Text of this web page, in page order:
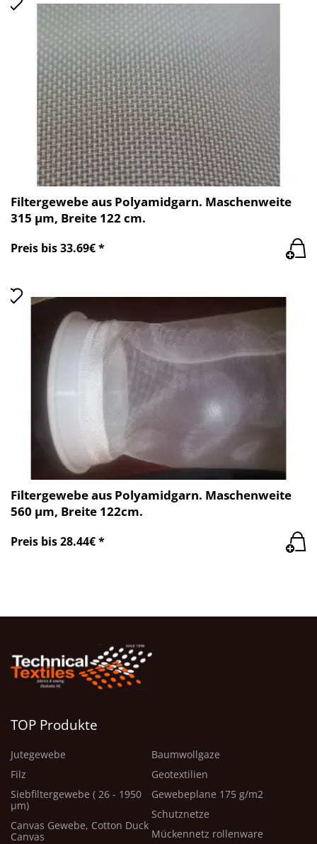
Filtergewebe aus Polyamidgarn. Maschenweite
315 µm, Breite 122 cm.
Preis bis 33.69€ *
Filtergewebe aus Polyamidgarn. Maschenweite
560 µm, Breite 122cm.
Preis bis 28.44€ *
TOP Produkte
Jutegewebe
Filz
Siebfiltergewebe ( 26 - 1950
μm)
Canvas Gewebe, Cotton Duck
Canvas
Baumwollgaze
Geotextilien
Gewebeplane 175 g/m2
Schutznetze
Mückennetz rollenware